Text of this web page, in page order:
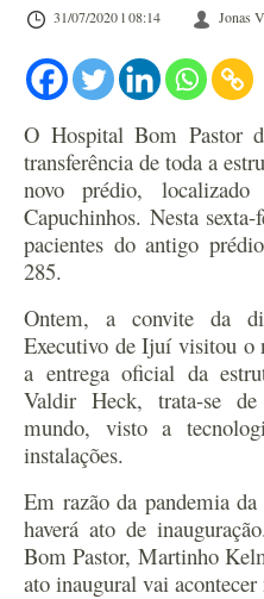
31/07/2020 l 08:14 Jonas
O Hospital Bom Pastor
transferência de toda a
novo prédio,
Capuchinhos. Nesta
pacientes do antigo
285.
Ontem, a convite da
Executivo de Ijuí visitou o
a entrega oficial da
Valdir Heck, trata-se
mundo, visto a
instalações.
Em razão da pandemia
haverá ato de
Bom Pastor, Martinho
ato inaugural vai